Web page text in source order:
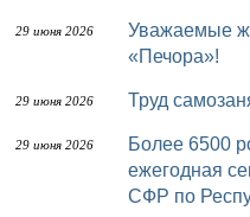
29 июня 2026
Уважаемые жители муниципального района
«Печора»!
29 июня 2026 Труд
29 июня 2026
Более 6500 родителям региона назначена
ежегодная
СФР по